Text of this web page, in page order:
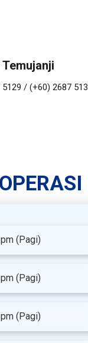
/ (+60) 2687
(Pagi)
(Pagi)
(Pagi)